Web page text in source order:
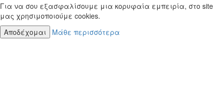
Για να σου εξασφαλίσουμε μια κορυφαία εμπειρία, στο site
μας χρησιμοποιούμε cookies.
Αποδέχομαι
Μάθε περισσότερα